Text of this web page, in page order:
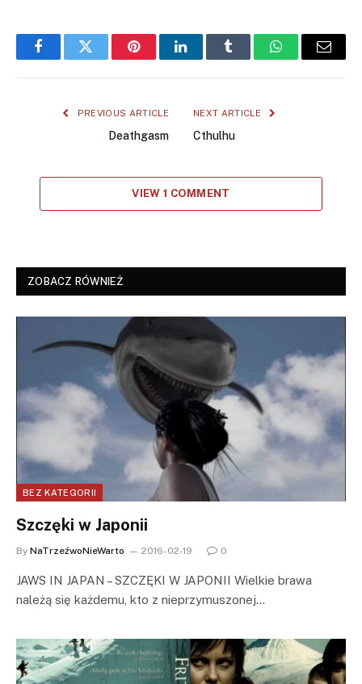
FacebookTwitter PinterestLinkedInTumblr WhatsAppEmail
PREVIOUS ARTICLE
Deathgasm
NEXT ARTICLE
Cthulhu
VIEW 1 COMMENT
ZOBACZ RÓWNIEŻ
BEZ KATEGORII
Szczęki w Japonii
By NaTrzeźwoNieWarto 2016-02-19 0
JAWS IN JAPAN – SZCZĘKI W JAPONII Wielkie brawa
należą się każdemu, kto z nieprzymuszonej…